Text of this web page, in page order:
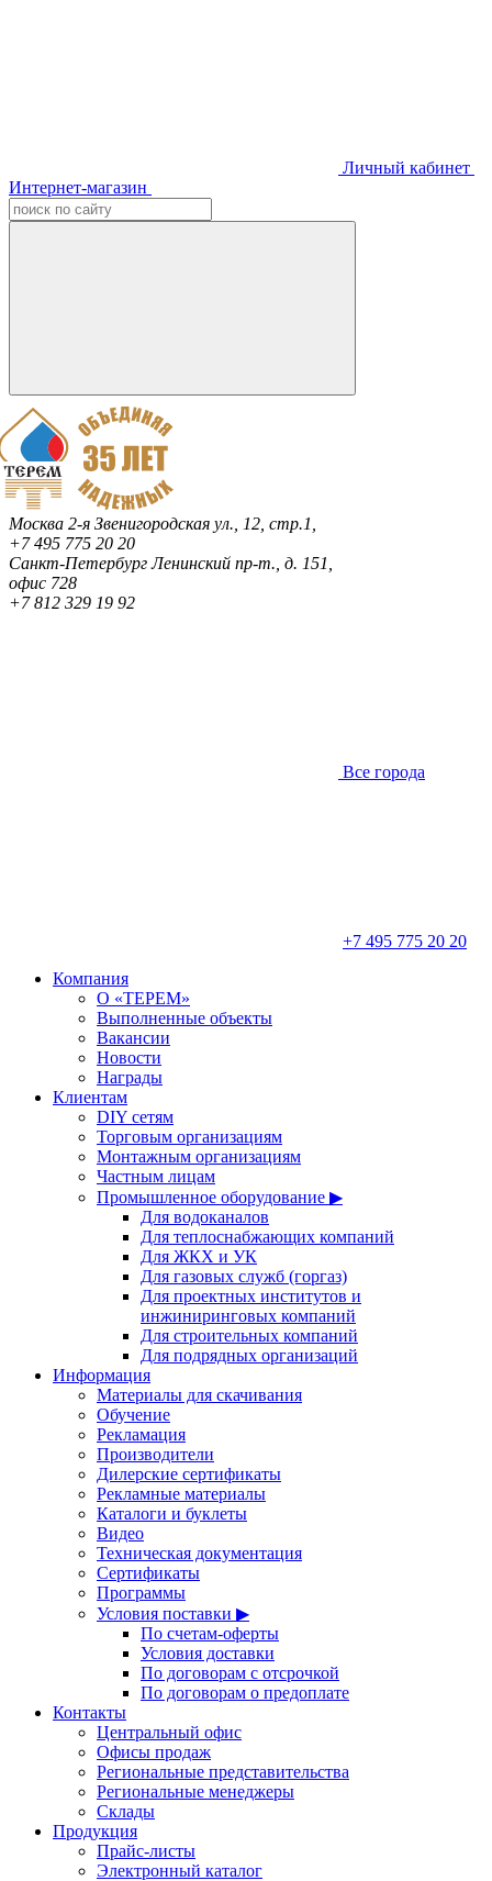
Личный кабинет
Интернет-магазин
Москва 2-я Звенигородская ул., 12, стр.1,
+7 495 775 20 20
Санкт-ПетербургЛенинский пр-т., д. 151,
офис 728
+7 812 329 19 92
Все города
+7 495 775 20 20
Компания
О «ТЕРЕМ»
Выполненные объекты
Вакансии
Новости
Награды
Клиентам
DIY сетям
Торговым организациям
Монтажным организациям
Частным лицам
Промышленное оборудование ▶
Для водоканалов
Для теплоснабжающих компаний
Для ЖКХ и УК
Для газовых служб (горгаз)
Для проектных институтов и
инжиниринговых компаний
Для строительных компаний
Для подрядных организаций
Информация
Материалы для скачивания
Обучение
Рекламация
Производители
Дилерские сертификаты
Рекламные материалы
Каталоги и буклеты
Видео
Техническая документация
Сертификаты
Программы
Условия поставки ▶
По счетам-оферты
Условия доставки
По договорам с отсрочкой
По договорам о предоплате
Контакты
Центральный офис
Офисы продаж
Региональные представительства
Региональные менеджеры
Склады
Продукция
Прайс-листы
Электронный каталог